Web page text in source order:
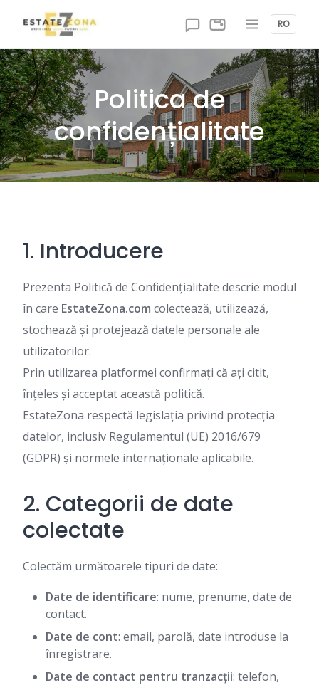
RO
Politica de
confidențialitate
1. Introducere
Prezenta Politică de Confidențialitate descrie modul
în care EstateZona.com colectează, utilizează,
stochează și protejează datele personale ale
utilizatorilor.
Prin utilizarea platformei confirmați că ați citit,
înțeles și acceptat această politică.
EstateZona respectă legislația privind protecția
datelor, inclusiv Regulamentul (UE) 2016/679
(GDPR) și normele internaționale aplicabile.
2. Categorii de date
colectate
Colectăm următoarele tipuri de date:
Date de identificare: nume, prenume, date de
contact.
Date de cont: email, parolă, date introduse la
înregistrare.
Date de contact pentru tranzacții: telefon,